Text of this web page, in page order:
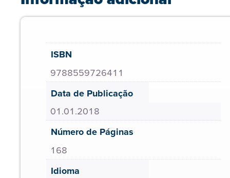
ISBN
9788559726411
Data de Publicação
01.01.2018
Número de Páginas
168
Idioma